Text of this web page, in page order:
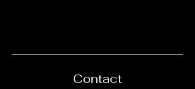
Contact